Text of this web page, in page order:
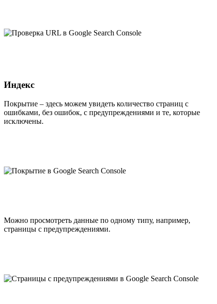
Индекс
Покрытие – здесь можем увидеть количество страниц с
ошибками, без ошибок, с предупреждениями и те, которые
исключены.
Можно просмотреть данные по одному типу, например,
страницы с предупреждениями.